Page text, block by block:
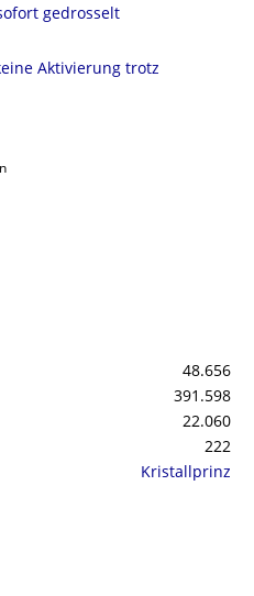
gedrosselt
Aktivierung trotz
48.656
391.598
22.060
222
Kristallprinz